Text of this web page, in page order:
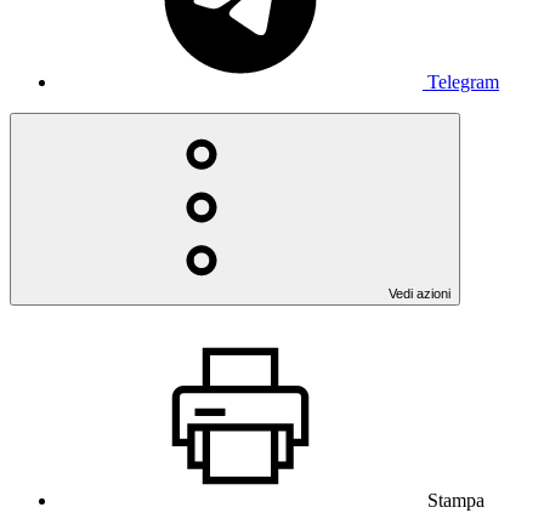
Telegram
Vedi azioni
Stampa